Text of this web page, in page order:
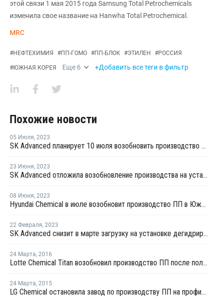
этой связи 1 мая 2015 года Samsung Total Petrochemicals
изменила свое название на Hanwha Total Petrochemical.
MRC
#НЕФТЕХИМИЯ #ПП-ГОМО #ПП-БЛОК #ЭТИЛЕН #РОССИЯ
#ЮЖНАЯ КОРЕЯ Еще 6 +Добавить все теги в фильтр
Похожие новости
05 Июля, 2023
SK Advanced планирует 10 июля возобновить производство пропилена в Ульсане
23 Июня, 2023
SK Advanced отложила возобновление производства на установке по дегидрированию пропана в Ульсане
08 Июня, 2023
Hyundai Chemical в июле возобновит производство ПП в Южной Корее
22 Февраля, 2023
SK Advanced снизит в марте загрузку на установке дегидрирования пропана в Ульсане
24 Марта, 2016
Lotte Chemical Titan возобновил производство ПП после поломки
24 Марта, 2015
LG Chemical остановила завод по производству ПП на профилактику